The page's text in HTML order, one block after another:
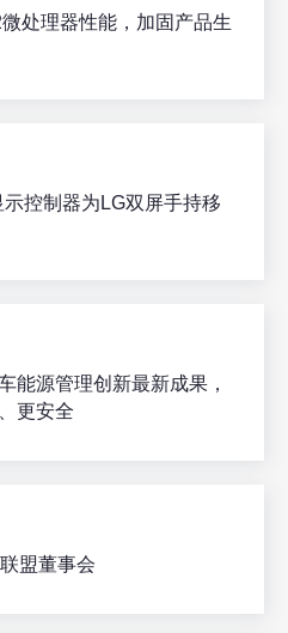
处理器性能，加固产品生
控制器为LG双屏手持移
能源管理创新最新成果，
更安全
盟董事会